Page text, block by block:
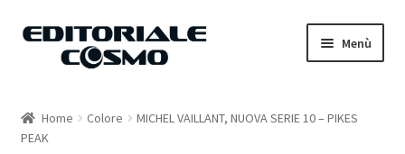
Vai
Vai
Menù
Catalogo
Home Colore
MICHEL VAILLANT, NUOVA SERIE 10 – PIKES
PEAK